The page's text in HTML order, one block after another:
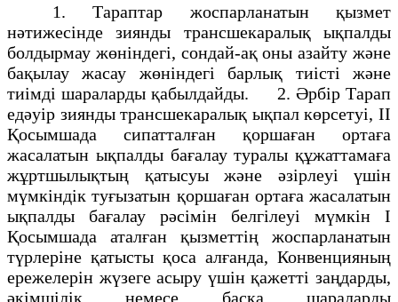
1. Тараптар жоспарланатын қызмет
нәтижесiнде зиянды трансшекаралық ықпалды
болдырмау жөнiндегi, сондай-ақ оны азайту және
бақылау жасау жөнiндегi барлық тиiстi және
тиiмдi шараларды қабылдайды. 2. Әрбiр Тарап
едәуiр зиянды трансшекаралық ықпал көрсетуi, II
Қосымшада сипатталған қоршаған ортаға
жасалатын ықпалды бағалау туралы құжаттамаға
жұртшылықтың қатысуы және әзiрлеуi үшiн
мүмкiндiк туғызатын қоршаған ортаға жасалатын
ықпалды бағалау рәсiмiн белгiлеуi мүмкiн I
Қосымшада аталған қызметтiң жоспарланатын
түрлерiне қатысты қоса алғанда, Конвенцияның
ережелерiн жүзеге асыру үшiн қажеттi заңдарды,
әкiмшiлiк немесе басқа шараларды